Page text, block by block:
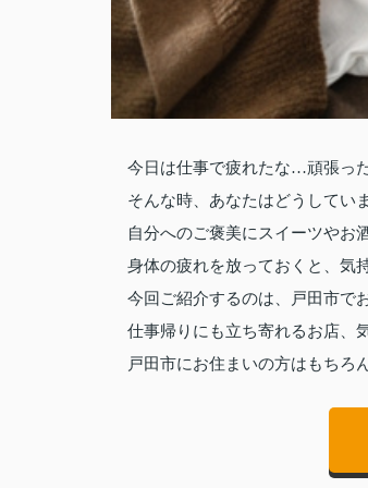
今日は仕事で疲れたな…頑張っ
そんな時、あなたはどうしてい
自分へのご褒美にスイーツやお
身体の疲れを放っておくと、気
今回ご紹介するのは、戸田市で
仕事帰りにも立ち寄れるお店、
戸田市にお住まいの方はもちろ